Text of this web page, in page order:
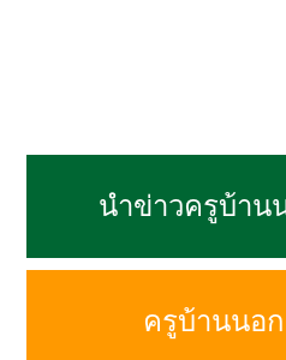
นำข่าวครูบ้าน
ครูบ้านนอ